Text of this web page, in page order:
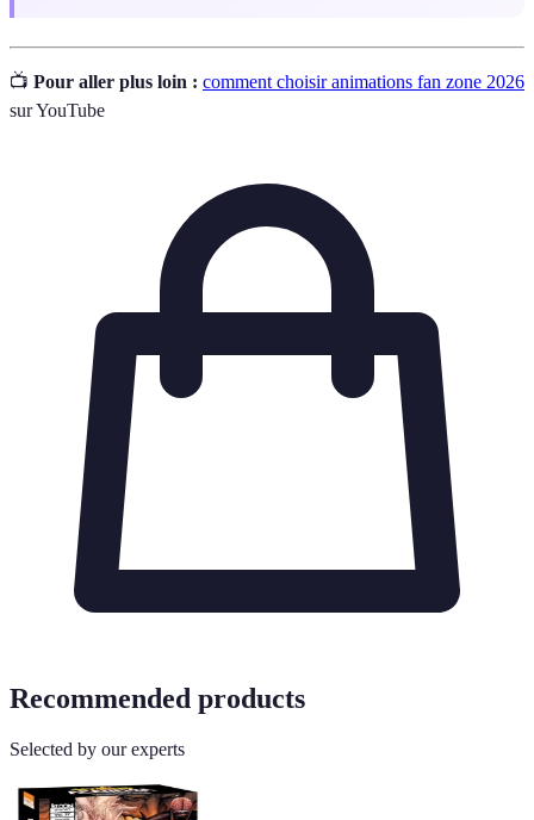
📺 Pour aller plus loin : comment choisir animations fan zone 2026
sur YouTube
Recommended products
Selected by our experts